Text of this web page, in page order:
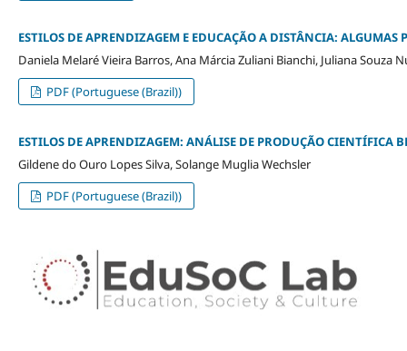
ESTILOS DE APRENDIZAGEM E EDUCAÇÃO A DISTÂNCIA: ALGUMAS
Daniela Melaré Vieira Barros, Ana Márcia Zuliani Bianchi, Juliana Souza
PDF (Portuguese (Brazil))
ESTILOS DE APRENDIZAGEM: ANÁLISE DE PRODUÇÃO CIENTÍFICA
Gildene do Ouro Lopes Silva, Solange Muglia Wechsler
PDF (Portuguese (Brazil))